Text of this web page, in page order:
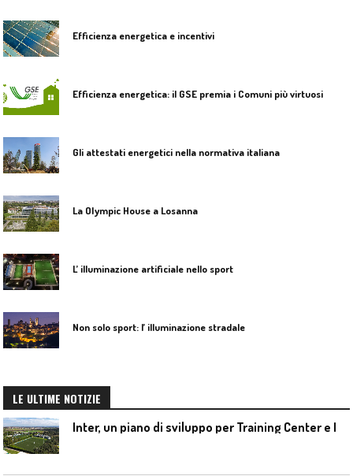
Efficienza energetica e incentivi
Efficienza energetica: il GSE premia i Comuni più virtuosi
Gli attestati energetici nella normativa italiana
La Olympic House a Losanna
L’ illuminazione artificiale nello sport
Non solo sport: l’ illuminazione stradale
LE ULTIME NOTIZIE